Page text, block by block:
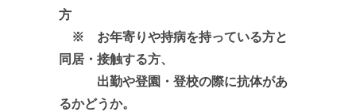
方
※ お年寄りや持病を持っている方と
同居・接触する方、
出勤や登園・登校の際に抗体があ
るかどうか。